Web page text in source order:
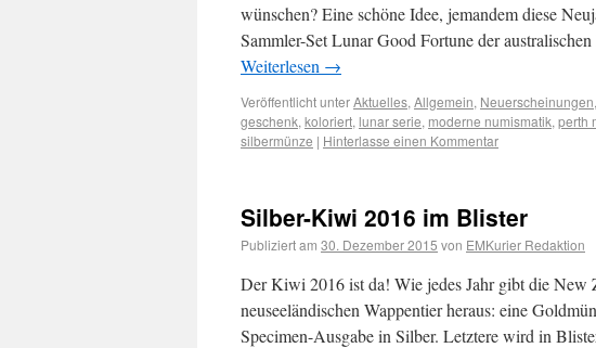
wünschen? Eine schöne Idee, jemandem diese
Sammler-Set Lunar Good Fortune der
Weiterlesen →
Veröffentlicht unterAktuelles, Allgemein, Neuerscheinungen,
geschenk, koloriert, lunar serie, moderne numismatik, perth
silbermünze | Hinterlasse einen Kommentar
Silber-Kiwi 2016 im Blister
Publiziert am 30. Dezember 2015 von EMKurier Redaktion
Der Kiwi 2016 ist da! Wie jedes Jahr gibt die New
neuseeländischen Wappentier heraus: eine
Specimen-Ausgabe in Silber. Letztere wird in